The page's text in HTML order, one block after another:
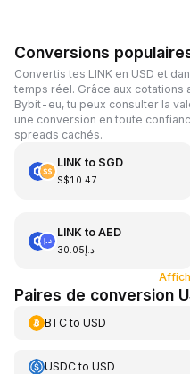
Conversions
Convertis tes LINK en USD et
temps réel. Grâce aux
Bybit-eu, tu peux consulter la
une conversion en toute
spreads cachés.
LINKto SGD
S$10.47
LINKto AED
د.إ30.05
Paires de conversion
BTCto USD
USDCto USD